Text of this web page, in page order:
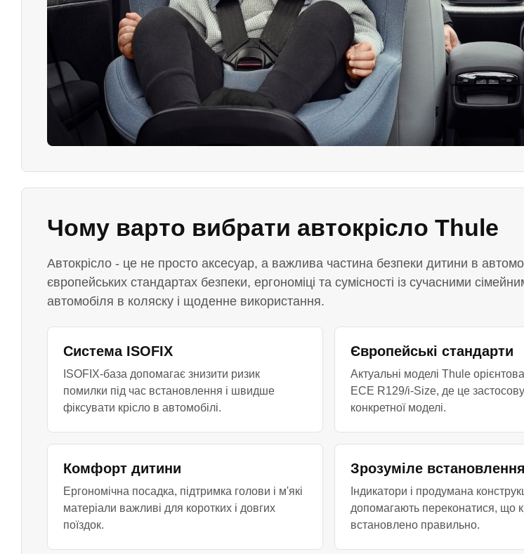
Чому варто вибрати автокрісло Thule
Автокрісло - це не просто аксесуар, а важлива частина безпеки дитини в
європейських стандартах безпеки, ергономіці та сумісності із сучасними
автомобіля в коляску і щоденне використання.
Система ISOFIX
ISOFIX-база допомагає знизити ризик
помилки під час встановлення і швидше
фіксувати крісло в автомобілі.
Європейські стандарти
Актуальні моделі Thule
ECE R129/i-Size, де це
конкретної моделі.
Комфорт дитини
Ергономічна посадка, підтримка голови і м'які
матеріали важливі для коротких і довгих
поїздок.
Зрозуміле встановлення
Індикатори і продумана
допомагають переконатися, що
встановлено правильно.